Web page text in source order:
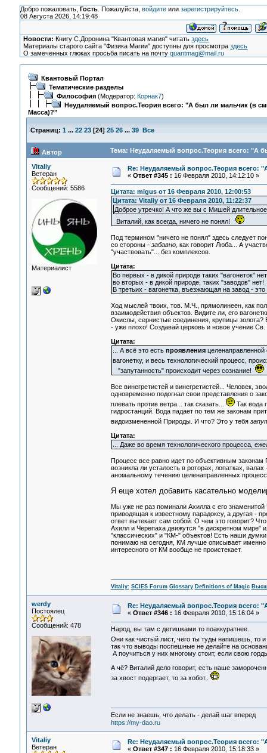
Добро пожаловать, Гость. Пожалуйста, войдитеили зарегистрируйтесь.
08 Августа 2026, 14:19:48
Новости: Книгу С.Доронина "Квантовая магия" читатьздесь
Материалы старого сайта "Физика Магии" доступны для просмотраздесь
О замеченных глюках просьба писать на почтуquantmag@mail.ru
Квантовый Портал
Тематические разделы
Философия(Модератор: Корнак7)
Неудаляемый вопрос.Теория всего: "А был ли мальчик (в
Масса)?"
Страниц: 1 ... 22 23[24] 25 26 ... 39 Все
Автор Тема: Неудаляемый вопрос.Теория всего: "А
Vitaliy
Ветеран
Сообщений: 5586
Материалист
Re: Неудаляемый вопрос.Теория всего:
« Ответ #345 : 16 Февраля 2010, 14:12:10 »
Цитата: migus от 16 Февраля 2010, 12:00:53
Цитата: Vitaliy от 16 Февраля 2010, 11:22:37
Доброе утречко! А что же вы с Мишей
Виталий, как всегда, ничего не понял!
Под термином "ничего не понял" здесь следует
со стороны - забавно, как говорит Люба... А
"участвовать"... без комплексов.
Цитата:
Во первых - в дикой природе таких "вагонеток"
во вторых - в дикой природе, таких "заводов" нет!
В третьих - вагонетка, въезжающая на завод -
Ход мыслей твоих, тов. М.Ч., прямолинеен, как
взаимодействия объектов. Видите ли, его
Окислы, сернистые соединения, крупицы
- уже плохо! Создавай церковь и новое учение
Цитата:
... А всё это есть проявленияцеленаправленной
вагонетку, и весь технологический процесс,
"запутанность" происходит через сознание!
Все винегретистей и винегретистей... Человек,
одновременно подогнал свои представления о
плевать против ветра... так сказать...
Так вода
гидростанций. Вода падает по тем же законам
видоизмененной Природы. И что? Это у тебя
Цитата:
... Даже во время технологического процесса,
Процесс все равно идет по объективным
возникла ли усталость в роторах, лопатках,
аномальному течению целенаправленных
Я еще хотел добавить касательно
Мы уже не раз поминали Ахилла с его
приводящая к известному парадоксу, а другая -
ответ вытекает сам собой. О чем это говорит?
Ахилл и Черепаха движутся "в дискретном мире"
"классических" и "КМ-" объектов! Есть наши
понимаю на сегодня, КМ лучше описывает именно
интересного от КМ вообще не проистекает.
Vitaliy: SCIES Forum Glossary Definitions of Magic
werdy
Постоялец
Сообщений: 478
Re: Неудаляемый вопрос.Теория всего:
« Ответ #346 : 16 Февраля 2010, 15:16:04 »
Народ, вы там с детишками то поаккуратнее..
Они как чистый лист, чего ты туды напишешь, то
так что выводы поспешные не делайте на
А поучиться у них многому стоит, если свою
А чё? Виталий дело говорит, есть наше
за хвост подергает, то за хобот..
Если не знаешь, что делать - делай шаг вперед
https://my-dao.ru
Vitaliy
Ветеран
Re: Неудаляемый вопрос.Теория всего:
« Ответ #347 : 16 Февраля 2010, 15:18:33 »